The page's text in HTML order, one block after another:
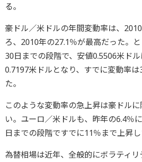
る。
豪ドル／米ドルの年間変動率は、
ろ、2010年の27.1％が最高だった。
30日までの段階で、安値0.5506米ド
0.7197米ドルとなり、すでに変動率
た。
このような変動率の急上昇は豪ドル
い。ユーロ／米ドルも、昨年の6.4％
日までの段階ですでに11％まで上昇し
為替相場は近年、全般的にボラティ